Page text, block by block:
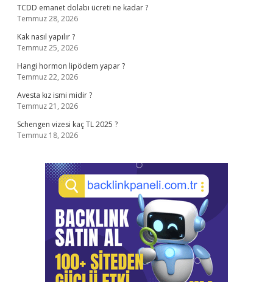
TCDD emanet dolabı ücreti ne kadar ?
Temmuz 28, 2026
Kak nasıl yapılır ?
Temmuz 25, 2026
Hangi hormon lipödem yapar ?
Temmuz 22, 2026
Avesta kız ismi midir ?
Temmuz 21, 2026
Schengen vizesi kaç TL 2025 ?
Temmuz 18, 2026